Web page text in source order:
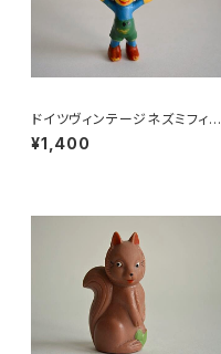
ドイツヴィンテージネズミフィギ
ュアa
¥1,400